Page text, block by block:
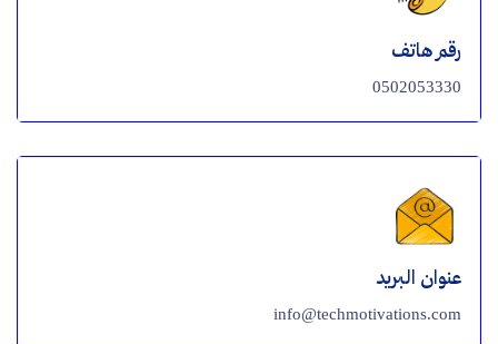
رقم هاتف
0502053330
عنوان البريد
info@techmotivations.com